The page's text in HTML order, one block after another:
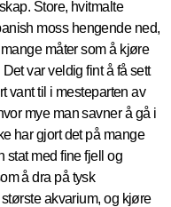
Store, hvitmalte
moss hengende ned,
måter som å kjøre
var veldig fint å få sett
vant til i mesteparten av
mye man savner å gå i
har gjort det på mange
stat med fine fjell og
å dra på tysk
akvarium, og kjøre